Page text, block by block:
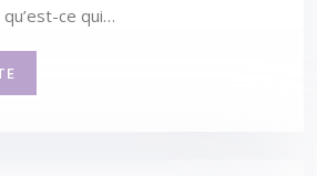
ce qui…